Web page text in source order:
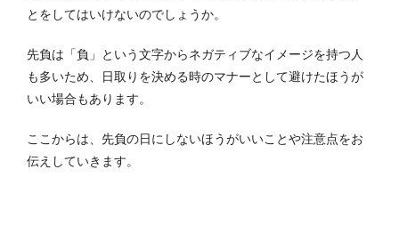
とをしてはいけないのでしょうか。
先負は「負」という文字からネガティブなイメージを持つ人
も多いため、日取りを決める時のマナーとして避けたほうが
いい場合もあります。
ここからは、先負の日にしないほうがいいことや注意点をお
伝えしていきます。